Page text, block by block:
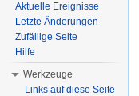
Aktuelle Ereignisse
Letzte Änderungen
Zufällige Seite
Hilfe
Werkzeuge
Links auf diese Seite